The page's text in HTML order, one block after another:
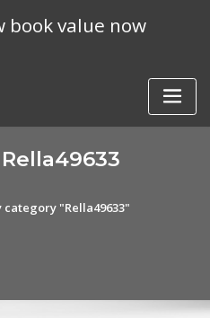
book value now
category "Rella49633"